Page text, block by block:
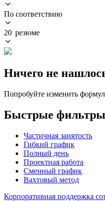
По соответствию
20 резюме
Ничего не
Попробуйте изменить
Быстрые фильтры
Частичная занятость
Гибкий график
Полный день
Проектная работа
Сменный график
Вахтовый метод
Корпоративная поддержка